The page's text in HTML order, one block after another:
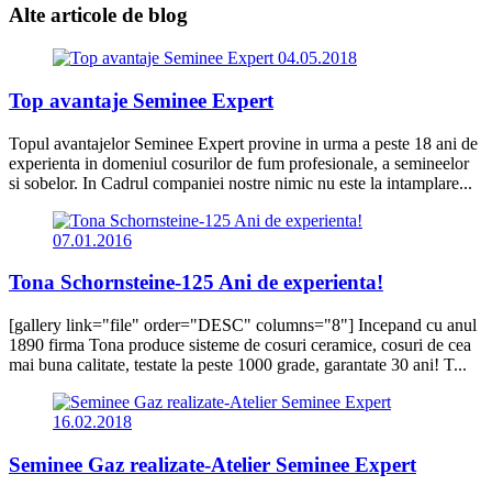
Alte articole de blog
04.05.2018
Top avantaje Seminee Expert
Topul avantajelor Seminee Expert provine in urma a peste 18 ani de
experienta in domeniul cosurilor de fum profesionale, a semineelor
si sobelor. In Cadrul companiei nostre nimic nu este la intamplare...
07.01.2016
Tona Schornsteine-125 Ani de experienta!
[gallery link="file" order="DESC" columns="8"] Incepand cu anul
1890 firma Tona produce sisteme de cosuri ceramice, cosuri de cea
mai buna calitate, testate la peste 1000 grade, garantate 30 ani! T...
16.02.2018
Seminee Gaz realizate-Atelier Seminee Expert